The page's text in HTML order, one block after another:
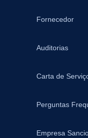
Fornecedor
Auditorias
Carta de
Perguntas
Empresa